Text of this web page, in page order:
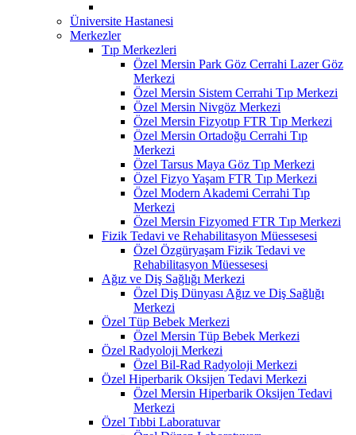
Üniversite Hastanesi
Merkezler
Tıp Merkezleri
Özel Mersin Park Göz Cerrahi Lazer Göz
Merkezi
Özel Mersin Sistem Cerrahi Tıp Merkezi
Özel Mersin Nivgöz Merkezi
Özel Mersin Fizyotıp FTR Tıp Merkezi
Özel Mersin Ortadoğu Cerrahi Tıp
Merkezi
Özel Tarsus Maya Göz Tıp Merkezi
Özel Fizyo Yaşam FTR Tıp Merkezi
Özel Modern Akademi Cerrahi Tıp
Merkezi
Özel Mersin Fizyomed FTR Tıp Merkezi
Fizik Tedavi ve Rehabilitasyon Müessesesi
Özel Özgüryaşam Fizik Tedavi ve
Rehabilitasyon Müessesesi
Ağız ve Diş Sağlığı Merkezi
Özel Diş Dünyası Ağız ve Diş Sağlığı
Merkezi
Özel Tüp Bebek Merkezi
Özel Mersin Tüp Bebek Merkezi
Özel Radyoloji Merkezi
Özel Bil-Rad Radyoloji Merkezi
Özel Hiperbarik Oksijen Tedavi Merkezi
Özel Mersin Hiperbarik Oksijen Tedavi
Merkezi
Özel Tıbbi Laboratuvar